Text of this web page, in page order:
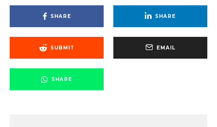
SHARE SHARE
SUBMIT EMAIL
SHARE